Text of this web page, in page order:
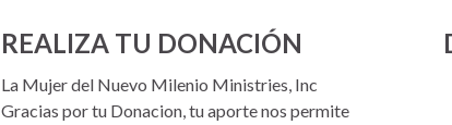
REALIZA TU DONACIÓN
La Mujer del Nuevo Milenio Ministries, Inc
Gracias por tu Donacion, tu aporte nos permite